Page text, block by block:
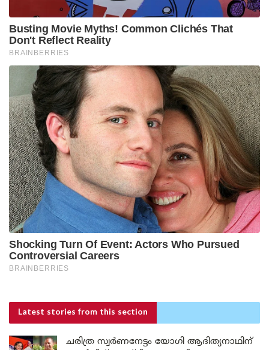
Latest stories from this section
ചരിത്ര സ്വർണനേട്ടം യോഗി ആദിത്യനാഥിന്